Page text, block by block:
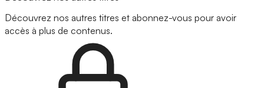
Découvrez nos autres titres et abonnez-vous pour avoir
accès à plus de contenus.